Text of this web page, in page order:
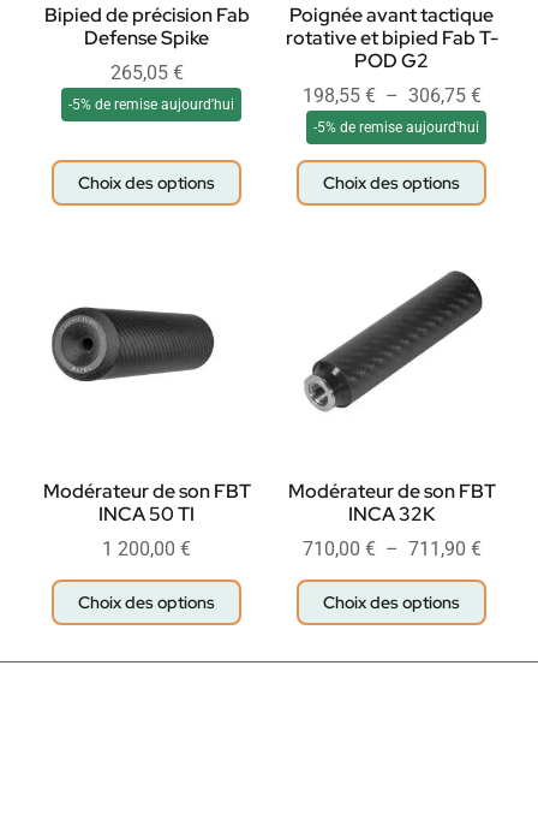
Bipied de précision Fab
Defense Spike
265,05 €
-5% de remise aujourd'hui
Choix des options
Poignée avant tactique
rotative et bipied Fab T-
POD G2
198,55 € – 306,75 €
-5% de remise aujourd'hui
Choix des options
Modérateur de son FBT
INCA 50 TI
1 200,00 €
Choix des options
Modérateur de son FBT
INCA 32K
710,00 € – 711,90 €
Choix des options